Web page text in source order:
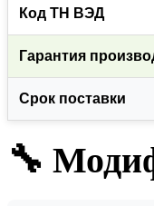
Код ТН ВЭД
Гарантия
Срок поставки
🔧